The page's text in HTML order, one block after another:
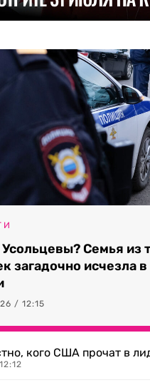
Семья из
загадочно исчезла в
/ 12:15
кого США прочат в